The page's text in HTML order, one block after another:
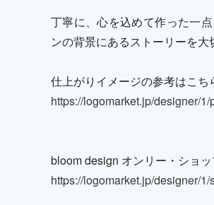
丁寧に、心を込めて作った一
ンの背景にあるストーリーを大
仕上がりイメージの参考はこち
https://logomarket.jp/designer/1/
bloom design オンリー・ショ
https://logomarket.jp/designer/1/